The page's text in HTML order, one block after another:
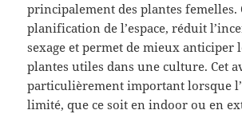
principalement des plantes femelles.
planification de l’espace, réduit
sexage et permet de mieux anticiper
plantes utiles dans une culture. Cet
particulièrement important lorsque
limité, que ce soit en indoor ou en